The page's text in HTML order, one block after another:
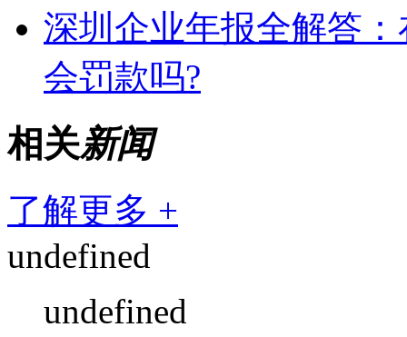
深圳企业年报全解答
会罚款吗?
相关新闻
了解更多 +
undefined
undefined